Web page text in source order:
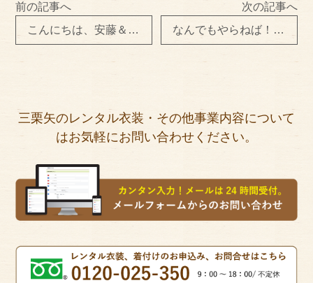
前の記事へ
こんにちは、安藤＆松岡です☆
次の記事へ
なんでもやらねば！『商品の撮影』
三栗矢のレンタル衣装・その他事業内容について
はお気軽にお問い合わせください。